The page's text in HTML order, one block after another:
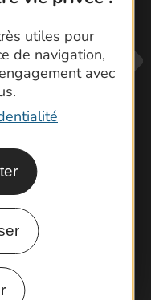
utiles pour
de navigation,
avec
!